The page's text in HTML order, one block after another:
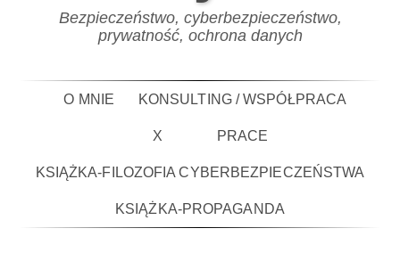
Bezpieczeństwo, cyberbezpieczeństwo,
prywatność, ochrona danych
O MNIE KONSULTING / WSPÓŁPRACA
X PRACE
KSIĄŻKA-FILOZOFIA CYBERBEZPIECZEŃSTWA
KSIĄŻKA-PROPAGANDA